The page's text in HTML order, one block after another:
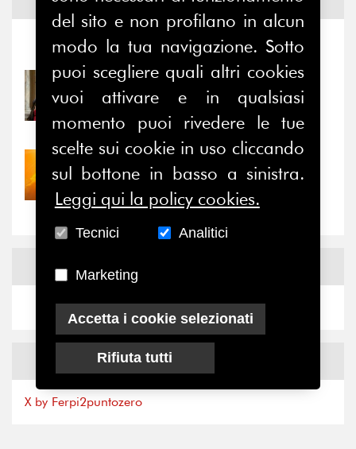
Notizie-Eventi
31/07/2026
Prima della pausa estiva,
il valore di...
30/07/2026
Nove anni dopo la
“grande cecità”: la...
News
News
X by Ferpi2puntozero
del sito e non profilano in alcun
modo la tua navigazione. Sotto
puoi scegliere quali altri cookies
vuoi attivare e in qualsiasi
momento puoi rivedere le tue
scelte sui cookie in uso cliccando
sul bottone in basso a sinistra.
Leggi qui la policy cookies.
Tecnici Analitici
Marketing
Accetta i cookie selezionati
Rifiuta tutti